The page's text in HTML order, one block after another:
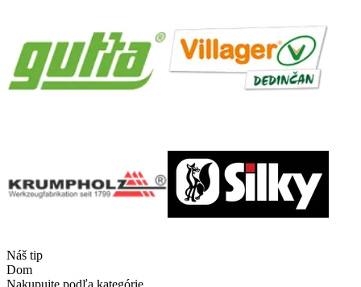
Náš tip
Dom
Nakupujte podľa kategórie